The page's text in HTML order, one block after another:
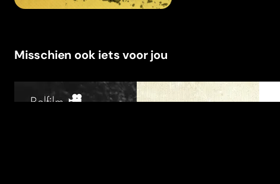
Misschien ook iets voor jou